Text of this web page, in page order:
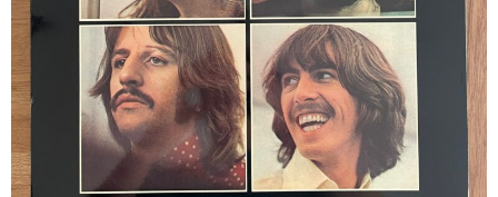
New Arrivals
GG RECORD （当店のレーベル）